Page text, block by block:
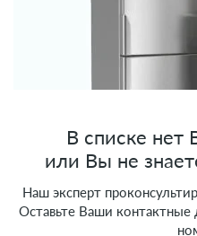
В списке нет
или Вы не
Наш эксперт
Оставьте Ваши